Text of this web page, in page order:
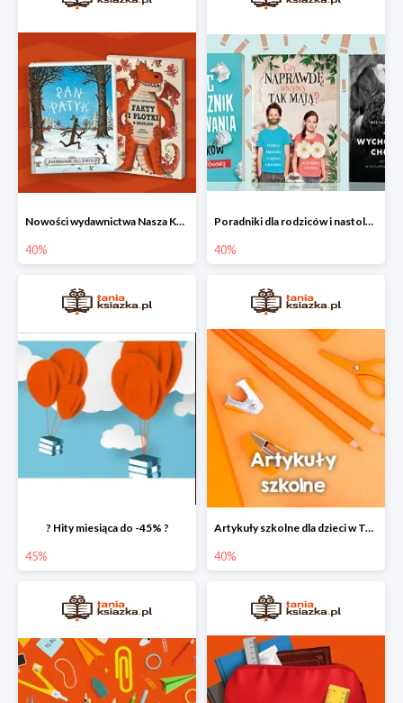
Nowości wydawnictwa Nasza Księgarnia w Taniej Książce do -40%
40%
Poradniki dla rodziców i nastolatków w Taniej Książce do -40%
40%
? Hity miesiąca do -45% ?
45%
Artykuły szkolne dla dzieci w Taniej Książce do -40%
40%